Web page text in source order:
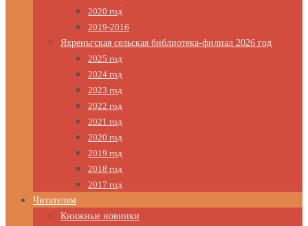
2020 год
2019-2016
Яхреньгская сельская библиотека-филиал 2026 год
2025 год
2024 год
2023 год
2022 год
2021 год
2020 год
2019 год
2018 год
2017 год
Читателям
Книжные новинки